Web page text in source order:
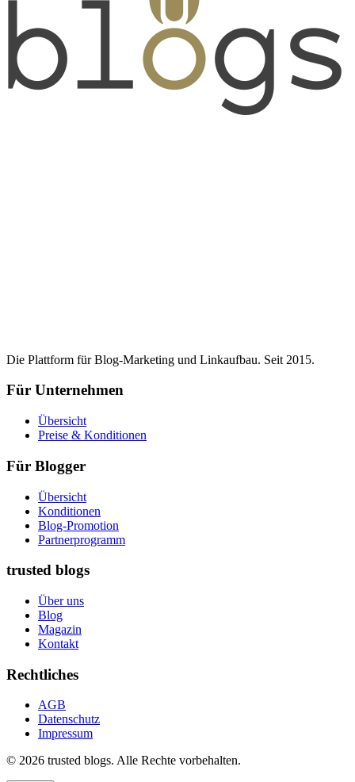
Die Plattform für Blog-Marketing und Linkaufbau. Seit 2015.
Für Unternehmen
Übersicht
Preise & Konditionen
Für Blogger
Übersicht
Konditionen
Blog-Promotion
Partnerprogramm
trusted blogs
Über uns
Blog
Magazin
Kontakt
Rechtliches
AGB
Datenschutz
Impressum
© 2026 trusted blogs. Alle Rechte vorbehalten.